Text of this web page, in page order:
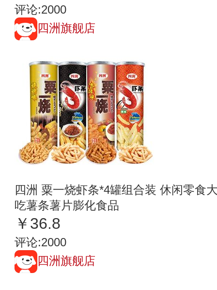
评论:2000
四洲旗舰店
四洲 粟一烧虾条*4罐组合装 休闲零食
吃薯条薯片膨化食品
￥36.8
评论:2000
四洲旗舰店